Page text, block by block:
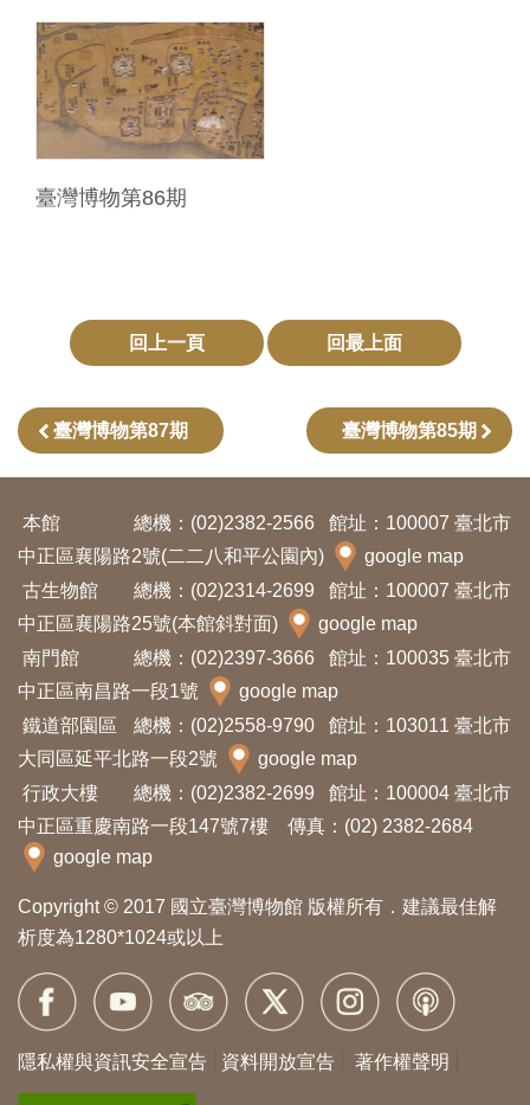
頁
善
施
覽
glis
h
Ba
ha
sa
on
esi
a
Việ
t
臺灣博物第86期
回上一頁 回最上面
臺灣博物第87期 臺灣博物第85期
本館 總機：(02)2382-2566
館址：100007 臺北市
中正區襄陽路2號(二二八和平公園內)
google map
古生物館
總機：(02)2314-2699
館址：100007 臺北市
中正區襄陽路25號(本館斜對面)
google map
南門館
總機：(02)2397-3666
館址：100035 臺北市
中正區南昌路一段1號
google map
鐵道部園區
總機：(02)2558-9790
館址：103011 臺北市
大同區延平北路一段2號
google map
行政大樓
總機：(02)2382-2699
館址：100004 臺北市
中正區重慶南路一段147號7樓 傳真：(02) 2382-2684
google map
Copyright © 2017 國立臺灣博物館 版權所有．建議最佳解
析度為1280*1024或以上
隱私權與資訊安全宣告 資料開放宣告 著作權聲明